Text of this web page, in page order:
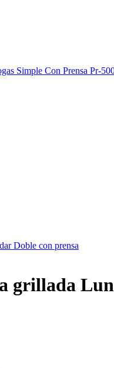
Simple Con Prensa Pr-
Doble con prensa
grillada